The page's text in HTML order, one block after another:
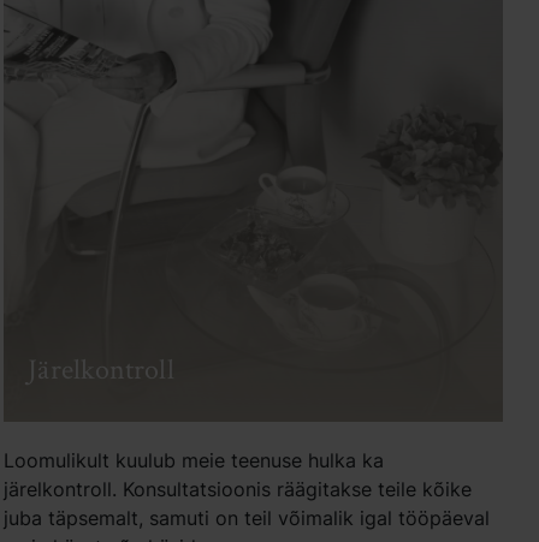
Järelkontroll
Loomulikult kuulub meie teenuse hulka ka
järelkontroll. Konsultatsioonis räägitakse teile kõike
juba täpsemalt, samuti on teil võimalik igal tööpäeval